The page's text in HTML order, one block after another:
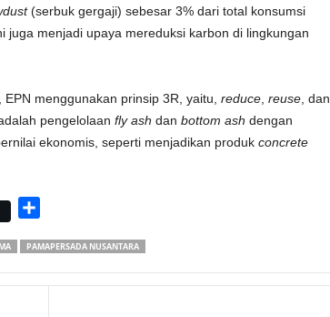
(serbuk gergaji) sebesar 3% dari total konsumsi
juga menjadi upaya mereduksi karbon di lingkungan
menggunakan prinsip 3R, yaitu, reduce, reuse, dan
pengelolaan fly ash dan bottom ash dengan
ekonomis, seperti menjadikan produk concrete
a
r
PAMAPERSADA NUSANTARA